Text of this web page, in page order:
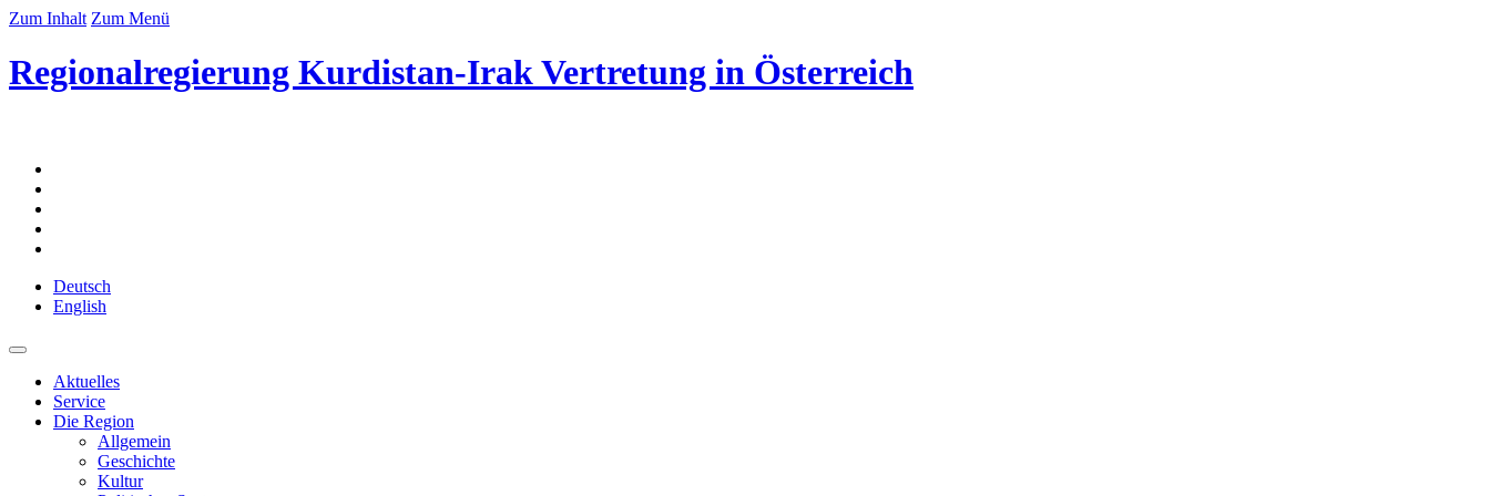
Zum Inhalt Zum Menü
Regionalregierung Kurdistan-Irak Vertretung in Österreich
Deutsch
English
Aktuelles
Service
Die Region
Allgemein
Geschichte
Kultur